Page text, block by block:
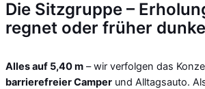
Die Sitzgruppe –
regnet oder früher
Alles auf 5,40 m – wir verfolgen das
barrierefreier Camper und Alltagsauto.